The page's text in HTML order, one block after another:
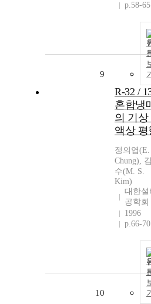
p.58-65
9
R-32 /
혼합냉
의 기상
액상 평
정의엽(E.
Chung),
수(M. S.
Kim)
대한설
공학회
1996
p.66-70
10